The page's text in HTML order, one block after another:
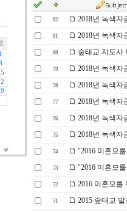
82 2018년 녹색자
81 2018년 녹색자
80 숲태교 지도사
79 2018년 녹색자
78 2018년 녹색자
77 2018년 녹색자
76 2018년 녹색자
75 2018년 녹색자
74 "2016 미혼모
73 "2016 미혼모
72 2016 미혼모를
71 2015 숲태교